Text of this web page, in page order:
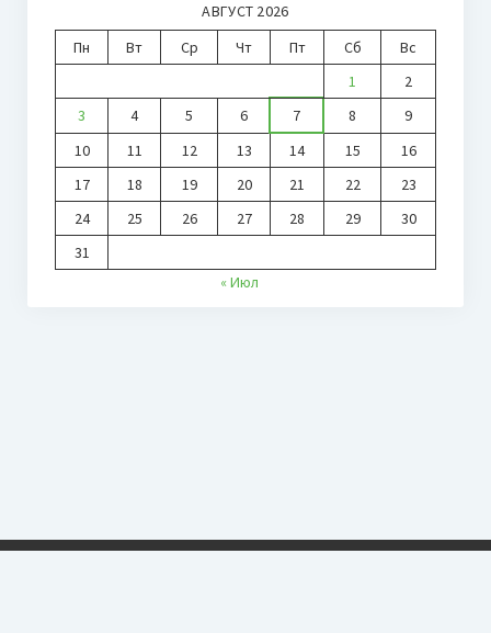
АВГУСТ 2026
Пн
Вт Ср Чт Пт Сб
Вс
1
2
3
4 5 6 7 8
9
10
11 12 13 14 15
16
17
18 19 20 21 22
23
24
25 26 27 28 29
30
31
« Июл